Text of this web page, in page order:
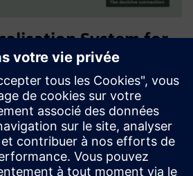
System for
pumps
réel des pompes à perfusion
Bluetooth Low Energy
une visibilité continue de la
hospitaliers,